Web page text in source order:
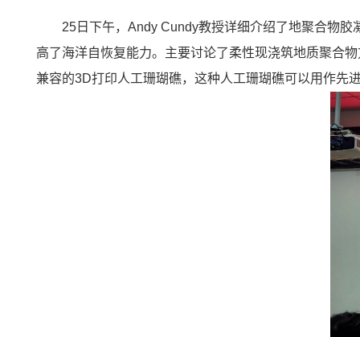
25日下午，Andy Cundy教授详细介绍了地聚合物
高了海洋自恢复能力。主要讨论了柔性现浇筑地质聚合
兼容的3D打印人工珊瑚礁，这种人工珊瑚礁可以用作先